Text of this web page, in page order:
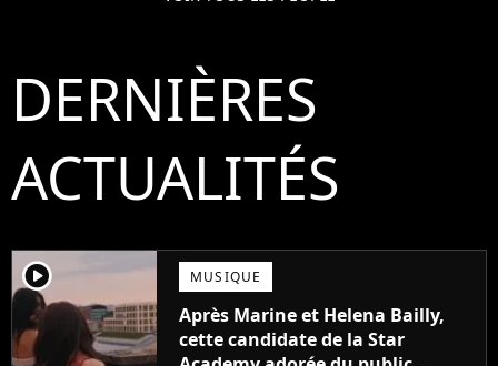
DERNIÈRES
ACTUALITÉS
player2 MUSIQUE
Après Marine et Helena Bailly,
cette candidate de la Star